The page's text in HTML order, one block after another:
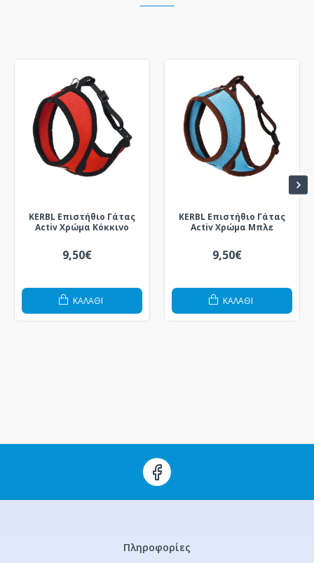
KERBL Επιστήθιο Γάτας
Activ Χρώμα Κόκκινο
9,50€
ΚΑΛΆΘΙ
KERBL Επιστήθιο Γάτας
Activ Χρώμα Μπλε
9,50€
ΚΑΛΆΘΙ
Πληροφορίες